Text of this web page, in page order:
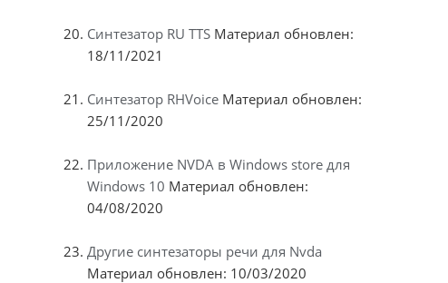
Синтезатор RU TTS Материал обновлен:
18/11/2021
Синтезатор RHVoice Материал обновлен:
25/11/2020
Приложение NVDA в Windows store для
Windows 10 Материал обновлен:
04/08/2020
Другие синтезаторы речи для Nvda
Материал обновлен: 10/03/2020